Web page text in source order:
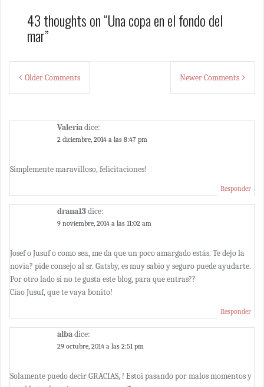
43 thoughts on “Una copa en el fondo del
mar”
Comment
navigation
Older Comments Newer Comments
Valeriadice:
2 diciembre, 2014 a las 8:47 pm
Simplemente maravilloso, felicitaciones!
Responder
drana13dice:
9 noviembre, 2014 a las 11:02 am
Josef o Jusuf o como sea, me da que un poco amargado estás. Te dejo la
novia? pide consejo al sr. Gatsby, es muy sabio y seguro puede ayudarte.
Por otro lado si no te gusta este blog, para que entras??
Ciao Jusuf, que te vaya bonito!
Responder
albadice:
29 octubre, 2014 a las 2:51 pm
Solamente puedo decir GRACIAS, ! Estoi pasando por malos momentos y